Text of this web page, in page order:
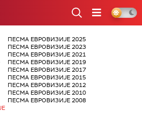
ПЕСМА ЕВРОВИЗИЈЕ 2025
ПЕСМА ЕВРОВИЗИЈЕ 2023
ПЕСМА ЕВРОВИЗИЈЕ 2021
ПЕСМА ЕВРОВИЗИЈЕ 2019
ПЕСМА ЕВРОВИЗИЈЕ 2017
ПЕСМА ЕВРОВИЗИЈЕ 2015
ПЕСМА ЕВРОВИЗИЈЕ 2012
ПЕСМА ЕВРОВИЗИЈЕ 2010
ПЕСМА ЕВРОВИЗИЈЕ 2008